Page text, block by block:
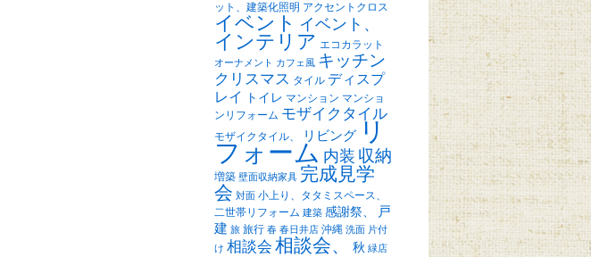
ット、建築化照明 アクセントクロス
イベント イベント、
インテリア エコカラット
オーナメント カフェ風 キッチン
クリスマス タイル ディスプ
レイ
トイレ マンション マンショ
ンリフォーム モザイクタイル
モザイクタイル、 リビング リ
フォーム 内装 収納
増築 壁面収納家具 完成見学
会 対面 小上り、タタミスペース、
二世帯リフォーム 建築 感謝祭、
戸
建 旅 旅行 春 春日井店 沖縄 洗面 片付
け 相談会 相談会、 秋 緑店